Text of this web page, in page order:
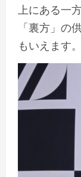
上にある一
「裏方」の
もいえます。